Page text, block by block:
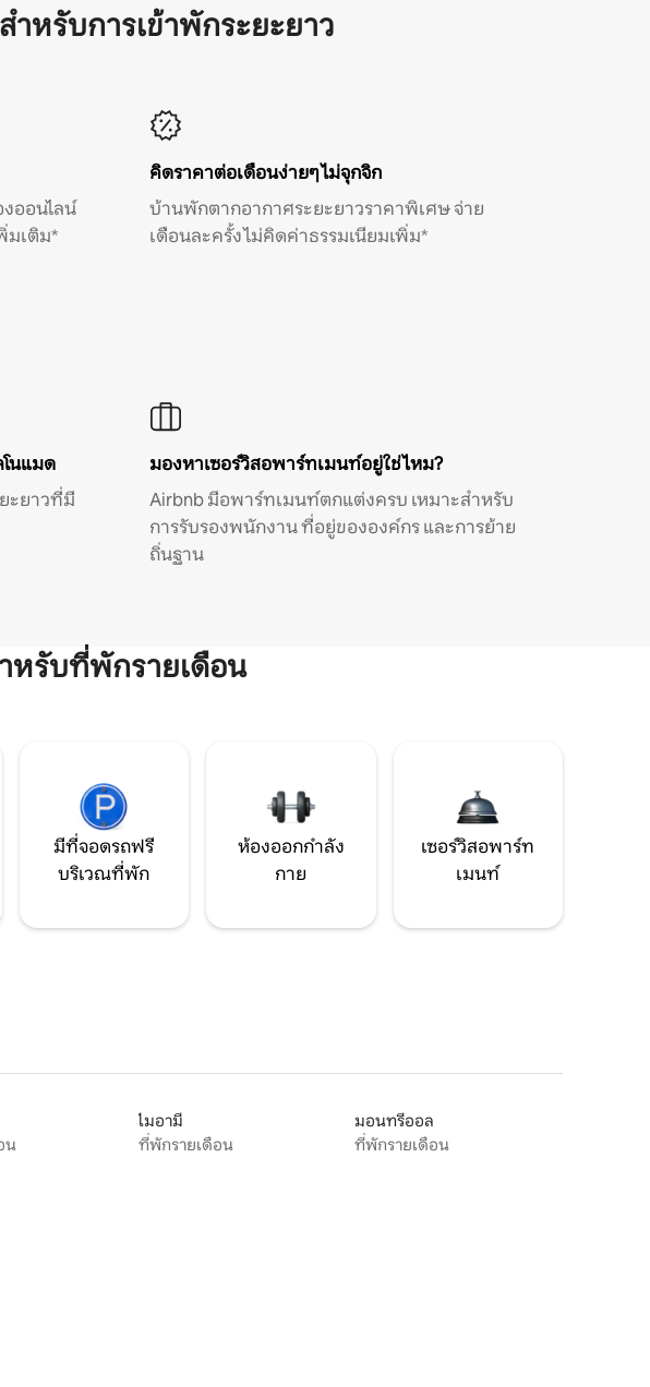
หรับการเข้าพักระยะยาว
งออนไลน์
มเติม*
คิดราคาต่อเดือนง่ายๆ ไม่จุกจิก
บ้านพักตากอากาศระยะยาวราคาพิเศษ จ่าย
เดือนละครั้ง ไม่คิดค่าธรรมเนียมเพิ่ม*
นแมด
ะยาวที่มี
มองหาเซอร์วิสอพาร์ทเมนท์อยู่ใช่ไหม?
Airbnb มีอพาร์ทเมนท์ตกแต่งครบ เหมาะสำหรับ
การรับรองพนักงาน ที่อยู่ขององค์กร และการย้าย
ถิ่นฐาน
หรับที่พักรายเดือน
มีที่จอดรถฟรี
บริเวณที่พัก
ห้องออกกำลัง
กาย
เซอร์วิสอพาร์ท
เมนท์
น
ไมอามี
ที่พักรายเดือน
มอนทรีออล
ที่พักรายเดือน